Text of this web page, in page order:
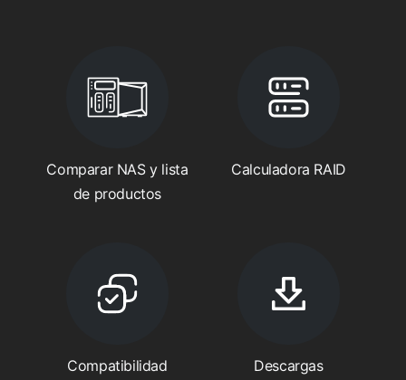
Comparar NAS y lista
de productos
Calculadora RAID
Compatibilidad Descargas